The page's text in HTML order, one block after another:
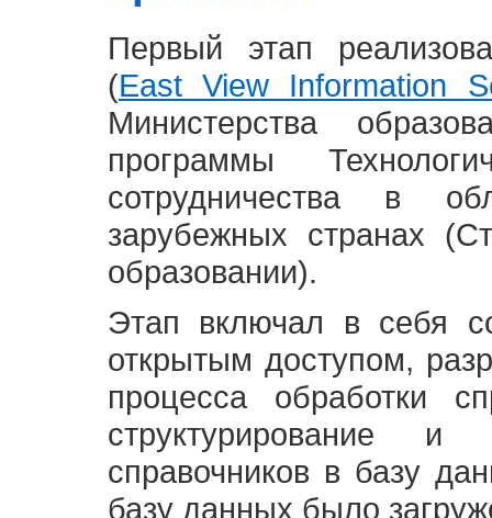
Первый этап
(East View Information
Министерства
программы
сотрудничества в
зарубежных странах
образовании).
Этап включал в себя
открытым доступом,
процесса обработки
структурирование и
справочников в базу
базу данных было